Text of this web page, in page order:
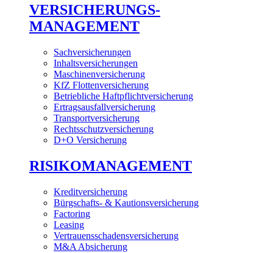
VERSICHERUNGS-
MANAGEMENT
Sachversicherungen
Inhaltsversicherungen
Maschinenversicherung
KfZ Flottenversicherung
Betriebliche Haftpflichtversicherung
Ertragsausfallversicherung
Transportversicherung
Rechtsschutzversicherung
D+O Versicherung
RISIKOMANAGEMENT
Kreditversicherung
Bürgschafts- & Kautionsversicherung
Factoring
Leasing
Vertrauensschadensversicherung
M&A Absicherung